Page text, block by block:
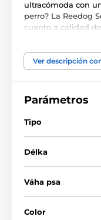
ultracómoda con
perro? La Reedog
cuanto a calidad
ningún ángulo.
freno. ¡El producto
Diseño para un
Cinta extra fuerte
Mango
Ver descripción
Parámetros
Tipo
Délka
Váha psa
Color